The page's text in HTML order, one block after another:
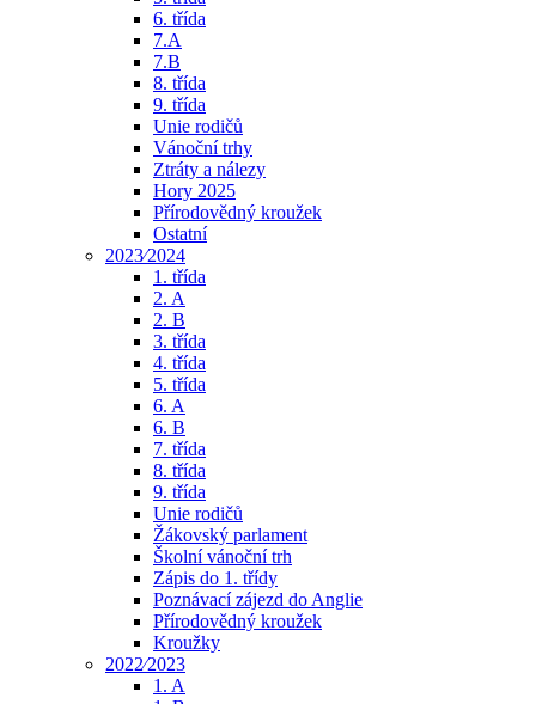
6. třída
7.A
7.B
8. třída
9. třída
Unie rodičů
Vánoční trhy
Ztráty a nálezy
Hory 2025
Přírodovědný kroužek
Ostatní
2023⁄2024
1. třída
2. A
2. B
3. třída
4. třída
5. třída
6. A
6. B
7. třída
8. třída
9. třída
Unie rodičů
Žákovský parlament
Školní vánoční trh
Zápis do 1. třídy
Poznávací zájezd do Anglie
Přírodovědný kroužek
Kroužky
2022⁄2023
1. A